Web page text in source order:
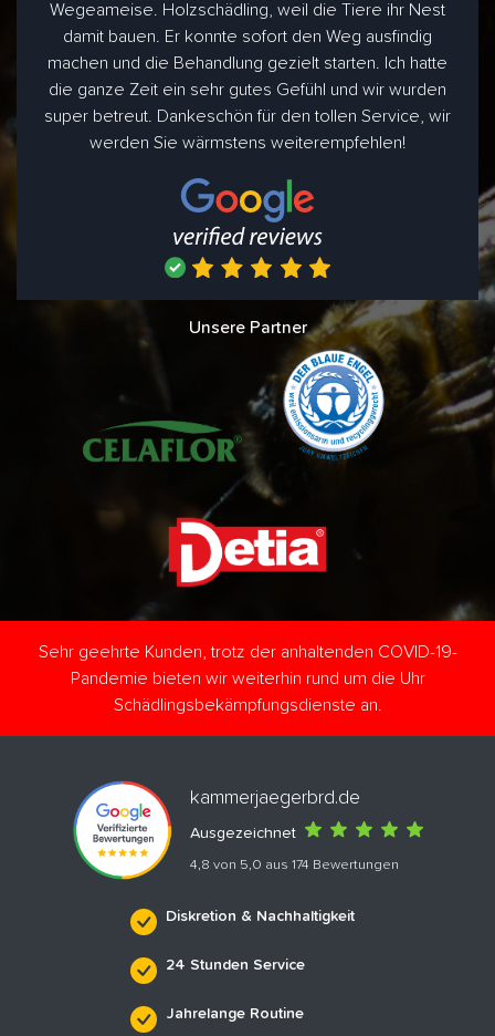
Wegeameise. Holzschädling, weil die Tiere ihr Nest
damit bauen. Er konnte sofort den Weg ausfindig
machen und die Behandlung gezielt starten. Ich hatte
die ganze Zeit ein sehr gutes Gefühl und wir wurden
super betreut. Dankeschön für den tollen Service, wir
werden Sie wärmstens weiterempfehlen!
Unsere Partner
Sehr geehrte Kunden, trotz der anhaltenden COVID-19-
Pandemie bieten wir weiterhin rund um die Uhr
Schädlingsbekämpfungsdienste an.
kammerjaegerbrd.de
Ausgezeichnet
4,8 von 5,0 aus 174 Bewertungen
Diskretion & Nachhaltigkeit
24 Stunden Service
Jahrelange Routine